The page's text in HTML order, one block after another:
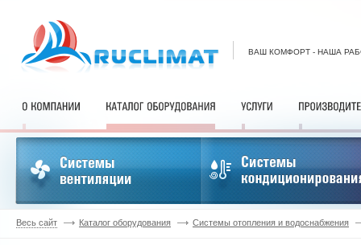
ВАШ КОМФОРТ - НАША
Весь сайт Каталог оборудования Системы отопления и водоснабжения